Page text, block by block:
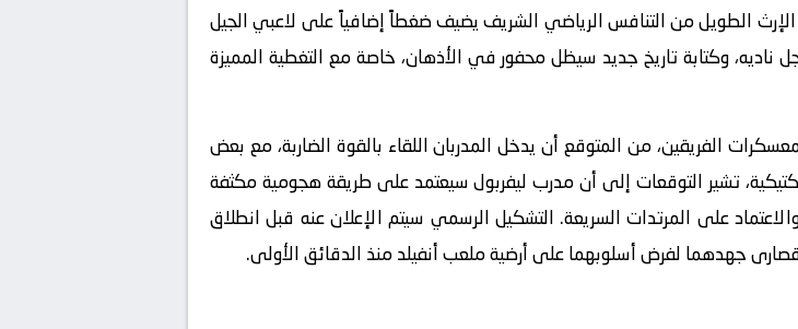
الطويل من التنافس الرياضي الشريف يضيف ضغطاً إضافياً على لاعبي الجيل
وكتابة تاريخ جديد سيظل محفور في الأذهان، خاصة مع التغطية المميزة
لمعسكرات الفريقين، من المتوقع أن يدخل المدربان اللقاء بالقوة الضاربة، مع بعض
تشير التوقعات إلى أن مدرب ليفربول سيعتمد على طريقة هجومية مكثفة
على المرتدات السريعة. التشكيل الرسمي سيتم الإعلان عنه قبل انطلاق
قصارى جهدهما لفرض أسلوبهما على أرضية ملعب أنفيلد منذ الدقائق الأولى.